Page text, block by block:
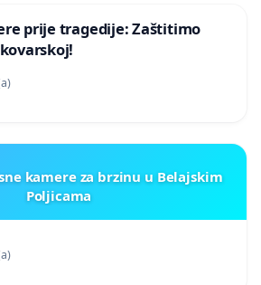
prije tragedije: Zaštitimo
kamere za brzinu u Belajskim
Poljicama